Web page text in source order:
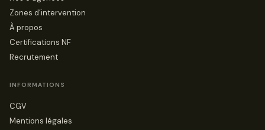
Zones d’intervention
À propos
Certifications NF
Recrutement
INFORMATIONS
CGV
Mentions légales